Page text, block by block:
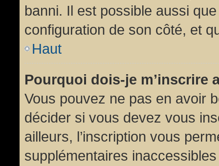
banni. Il est possible aussi
configuration de son côté, et
Haut
Pourquoi dois-je m’inscrire
Vous pouvez ne pas en avoir
décider si vous devez vous
ailleurs, l’inscription vous
supplémentaires